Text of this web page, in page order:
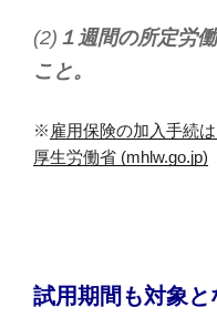
(2) １週間の所定労
こと。
※ 雇用保険の加入手続
厚生労働省 (mhlw.go.jp)
試用期間も対象と